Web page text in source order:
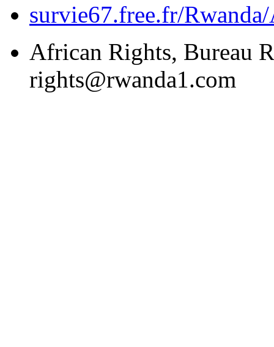
survie67.free.fr/
African Rights, Bureau
rights@rwanda1.com